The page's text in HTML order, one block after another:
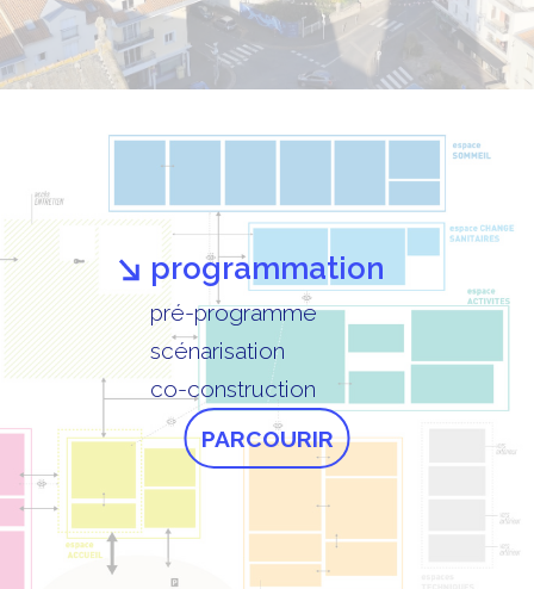
programmation
pré-programme
scénarisation
co-construction
PARCOURIR